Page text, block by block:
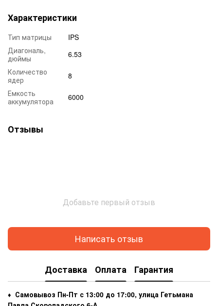
Характеристики
Тип матрицы
IPS
Диагональ,
дюймы
6.53
Количество
ядер
8
Емкость
аккумулятора
6000
Отзывы
Добавьте первый отзыв
Написать отзыв
Доставка Оплата Гарантия
♦
Самовывоз Пн-Пт с 13:00 до 17:00, улица Гетьмана